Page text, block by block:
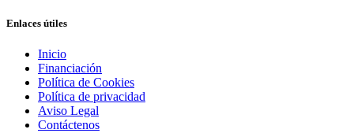
Enlaces útiles
Inicio
Financiación
Política de Cookies
Política de privacidad
Aviso Legal
Contáctenos